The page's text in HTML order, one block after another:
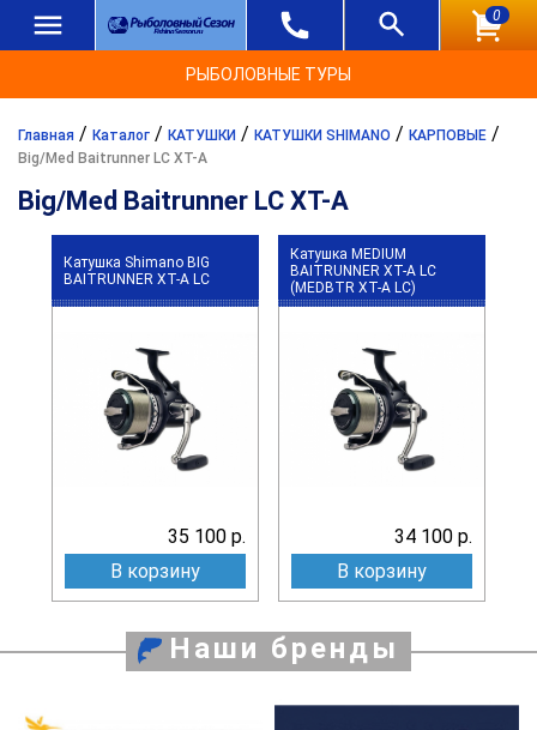
0
РЫБОЛОВНЫЕ ТУРЫ
Главная / Каталог / КАТУШКИ / КАТУШКИ SHIMANO / КАРПОВЫЕ /
Big/Med Baitrunner LC XT-A
Big/Med Baitrunner LC XT-A
Катушка Shimano BIG
BAITRUNNER XT-A LC
35 100 р.
В корзину
Катушка MEDIUM
BAITRUNNER XT-A LC
(MEDBTR XT-A LC)
34 100 р.
В корзину
Наши бренды